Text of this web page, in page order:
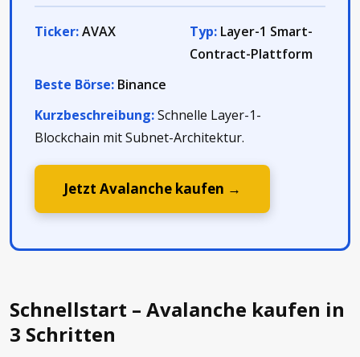
Ticker:AVAX Typ: Layer-1 Smart-
Contract-Plattform
Beste Börse: Binance
Kurzbeschreibung:Schnelle Layer-1-
Blockchain mit Subnet-Architektur.
Jetzt Avalanche kaufen →
Schnellstart – Avalanche kaufen in
3 Schritten